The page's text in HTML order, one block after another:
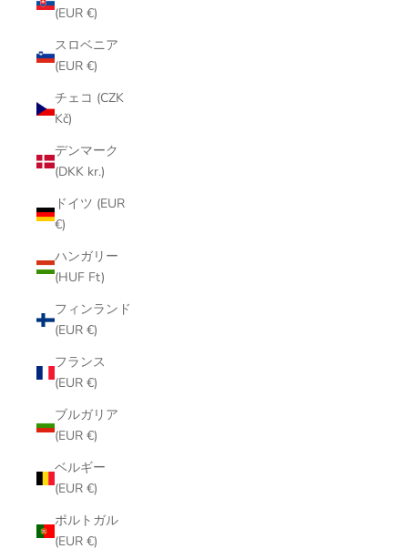
(EUR €)
スロベニア
(EUR €)
チェコ (CZK
Kč)
デンマーク
(DKK kr.)
ドイツ (EUR
€)
ハンガリー
(HUF Ft)
フィンランド
(EUR €)
フランス
(EUR €)
ブルガリア
(EUR €)
ベルギー
(EUR €)
ポルトガル
(EUR €)